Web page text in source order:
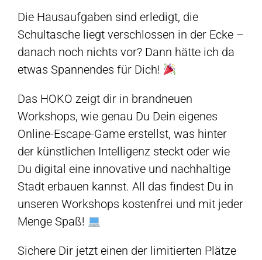
Die Hausaufgaben sind erledigt, die
Schultasche liegt verschlossen in der Ecke –
danach noch nichts vor? Dann hätte ich da
etwas Spannendes für Dich!
Das HOKO zeigt dir in brandneuen
Workshops, wie genau Du Dein eigenes
Online-Escape-Game erstellst, was hinter
der künstlichen Intelligenz steckt oder wie
Du digital eine innovative und nachhaltige
Stadt erbauen kannst. All das findest Du in
unseren Workshops kostenfrei und mit jeder
Menge Spaß!
Sichere Dir jetzt einen der limitierten Plätze